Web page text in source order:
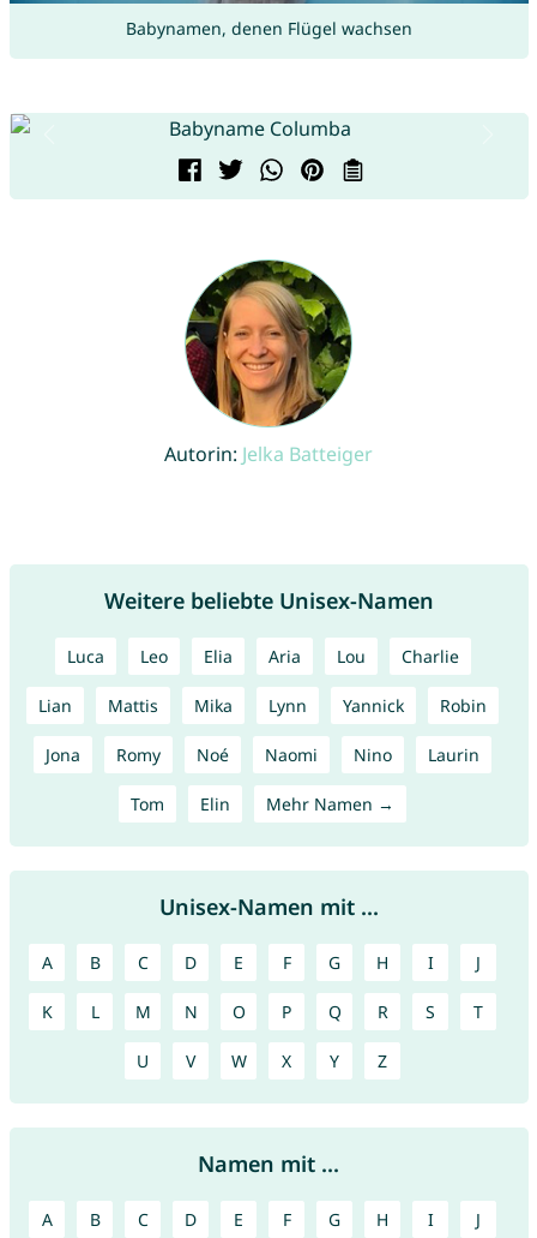
Babynamen, denen Flügel wachsen
Autorin: Jelka Batteiger
Weitere beliebte Unisex-Namen
Luca Leo Elia Aria Lou Charlie
Lian Mattis Mika Lynn Yannick Robin
Jona Romy Noé Naomi Nino Laurin
Tom Elin Mehr Namen →
Unisex-Namen mit ...
A B C D E F G H I J
K L M N O P Q R S T
U V W X Y Z
Namen mit ...
A B C D E F G H I J